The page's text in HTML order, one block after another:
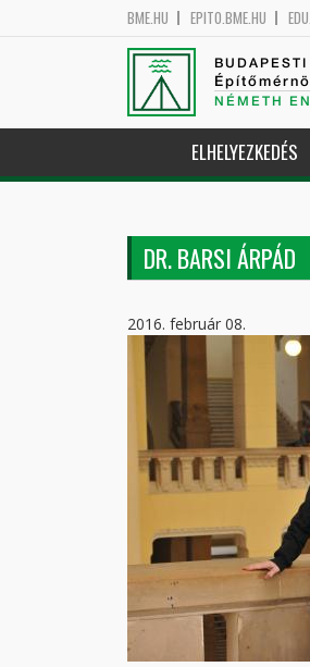
BME.HU EPITO.BME.HU
NÉMETH
ELHELYEZKEDÉS
DR. BARSI ÁRPÁD
2016. február 08.